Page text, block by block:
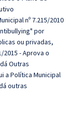
nº 7.215/2010
por
ou privadas,
2015 - Aprova o
Outras
a Política Municipal
outras